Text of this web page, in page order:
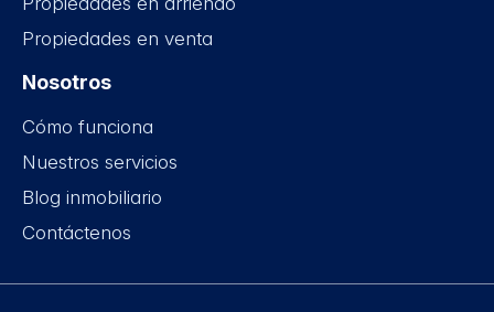
Propiedades en venta
Nosotros
Cómo funciona
Nuestros servicios
Blog inmobiliario
Contáctenos